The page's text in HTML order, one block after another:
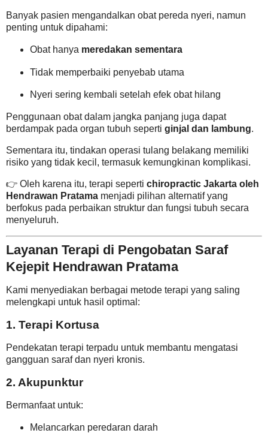
Banyak pasien mengandalkan obat pereda nyeri, namun
penting untuk dipahami:
Obat hanya meredakan sementara
Tidak memperbaiki penyebab utama
Nyeri sering kembali setelah efek obat hilang
Penggunaan obat dalam jangka panjang juga dapat
berdampak pada organ tubuh seperti ginjal dan lambung.
Sementara itu, tindakan operasi tulang belakang memiliki
risiko yang tidak kecil, termasuk kemungkinan komplikasi.
👉 Oleh karena itu, terapi seperti chiropractic Jakarta oleh
Hendrawan Pratama menjadi pilihan alternatif yang
berfokus pada perbaikan struktur dan fungsi tubuh secara
menyeluruh.
Layanan Terapi di Pengobatan Saraf
Kejepit Hendrawan Pratama
Kami menyediakan berbagai metode terapi yang saling
melengkapi untuk hasil optimal:
1. Terapi Kortusa
Pendekatan terapi terpadu untuk membantu mengatasi
gangguan saraf dan nyeri kronis.
2. Akupunktur
Bermanfaat untuk:
Melancarkan peredaran darah